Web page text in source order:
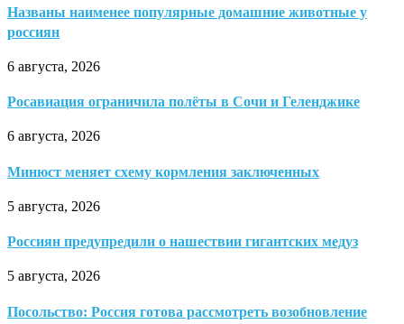
Названы наименее популярные домашние животные у
россиян
6 августа, 2026
Росавиация ограничила полёты в Сочи и Геленджике
6 августа, 2026
Минюст меняет схему кормления заключенных
5 августа, 2026
Россиян предупредили о нашествии гигантских медуз
5 августа, 2026
Посольство: Россия готова рассмотреть возобновление